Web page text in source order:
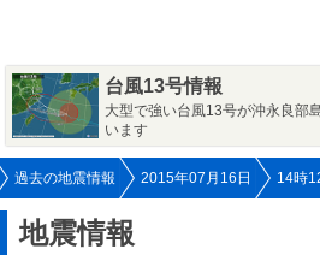
台風13号情報
大型で強い台風13号が沖永良部
います
過去の地震情報 2015年07月16日 14時
地震情報